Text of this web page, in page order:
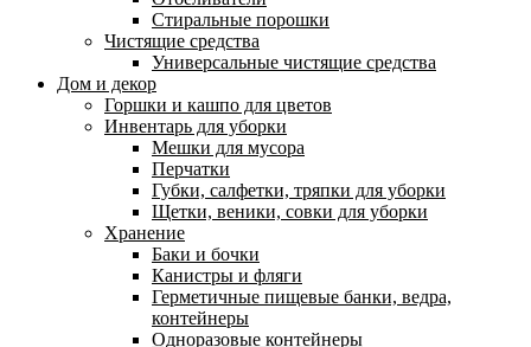
Стиральные порошки
Чистящие средства
Универсальные чистящие средства
Дом и декор
Горшки и кашпо для цветов
Инвентарь для уборки
Мешки для мусора
Перчатки
Губки, салфетки, тряпки для уборки
Щетки, веники, совки для уборки
Хранение
Баки и бочки
Канистры и фляги
Герметичные пищевые банки, ведра,
контейнеры
Одноразовые контейнеры